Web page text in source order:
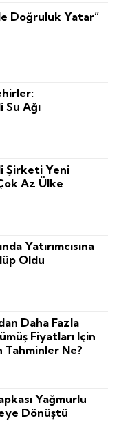
Doğruluk Yatar”
Ağı
Şirketi Yeni
Az Ülke
Yatırımcısına
Oldu
Daha Fazla
Fiyatları Için
Tahminler Ne?
Yağmurlu
Dönüştü